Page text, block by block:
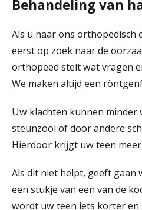
Behandeling van
Als u naar ons orthopedisch
eerst op zoek naar de
orthopeed stelt wat vragen
We maken altijd een
Uw klachten kunnen minder
steunzool of door andere
Hierdoor krijgt uw teen
Als dit niet helpt, geeft gaan
een stukje van een van de
wordt uw teen iets korter en